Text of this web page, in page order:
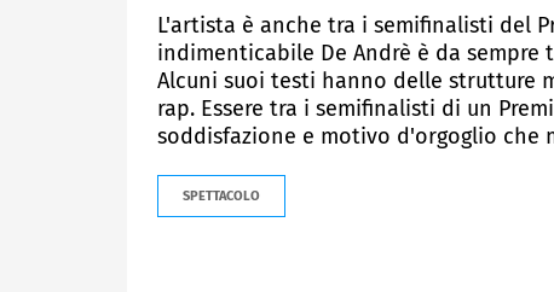
L'artista è anche tra i semifinalisti del
indimenticabile De Andrè è da
Alcuni suoi testi hanno delle strutture
rap. Essere tra i semifinalisti di un
soddisfazione e motivo d'orgoglio che
SPETTACOLO